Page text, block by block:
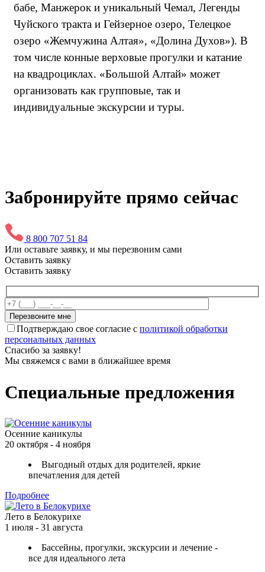
бабе, Манжерок и уникальный Чемал, Легенды
Чуйского тракта и Гейзерное озеро, Телецкое
озеро «Жемчужина Алтая», «Долина Духов»). В
том числе конные верховые прогулки и катание
на квадроциклах. «Большой Алтай» может
организовать как групповые, так и
индивидуальные экскурсии и туры.
Забронируйте прямо сейчас
8 800 707 51 84
Или оставьте заявку, и мы перезвоним сами
Оставить заявку
Оставить заявку
Подтверждаю свое согласие с политикой обработки
персональных данных
Спасибо за заявку!
Мы свяжемся с вами в ближайшее время
Специальные предложения
Осенние каникулы
20 октября - 4 ноября
Выгодный отдых для родителей, яркие
впечатления для детей
Подробнее
Лето в Белокурихе
1 июля - 31 августа
Бассейны, прогулки, экскурсии и лечение -
все для идеального лета